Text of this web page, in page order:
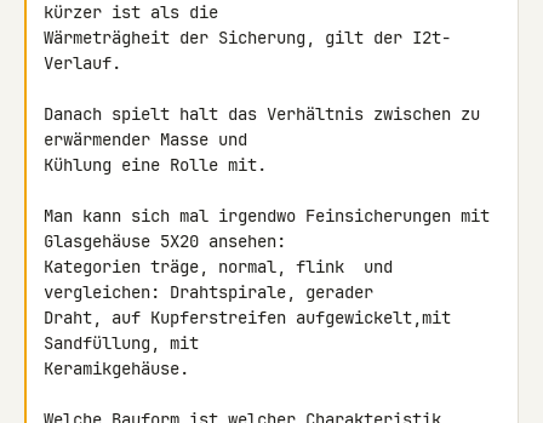
kürzer ist als die
Wärmeträgheit der Sicherung, gilt der I2t-
Verlauf.
Danach spielt halt das Verhältnis zwischen zu
erwärmender Masse und
Kühlung eine Rolle mit.
Man kann sich mal irgendwo Feinsicherungen mit
Glasgehäuse 5X20 ansehen:
Kategorien träge, normal, flink  und
vergleichen: Drahtspirale, gerader
Draht, auf Kupferstreifen aufgewickelt,mit
Sandfüllung, mit
Keramikgehäuse.